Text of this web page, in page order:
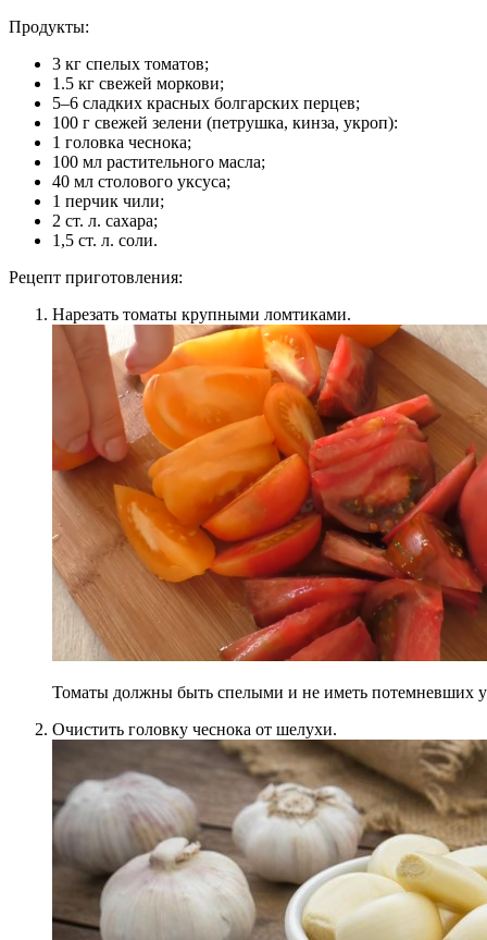
Продукты:
3 кг спелых томатов;
1.5 кг свежей моркови;
5–6 сладких красных болгарских перцев;
100 г свежей зелени (петрушка, кинза, укроп):
1 головка чеснока;
100 мл растительного масла;
40 мл столового уксуса;
1 перчик чили;
2 ст. л. сахара;
1,5 ст. л. соли.
Рецепт приготовления:
Нарезать томаты крупными ломтиками.
Томаты должны быть спелыми и не иметь потемневших
Очистить головку чеснока от шелухи.